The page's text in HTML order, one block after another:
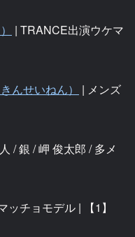
| TRANCE出演ウケマ
んせいねん）
| メンズ
/ 銀 / 岬 俊太郎 / 多メ
ッチョモデル | 【1】